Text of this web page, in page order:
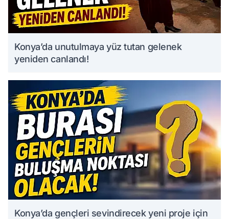
Konya’da unutulmaya yüz tutan gelenek
yeniden canlandı!
Konya’da gençleri sevindirecek yeni proje için